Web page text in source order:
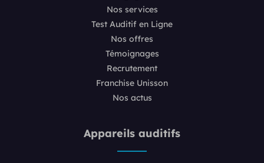
Nos services
Test Auditif en Ligne
Nos offres
Témoignages
Recrutement
Franchise Unisson
Nos actus
Appareils auditifs